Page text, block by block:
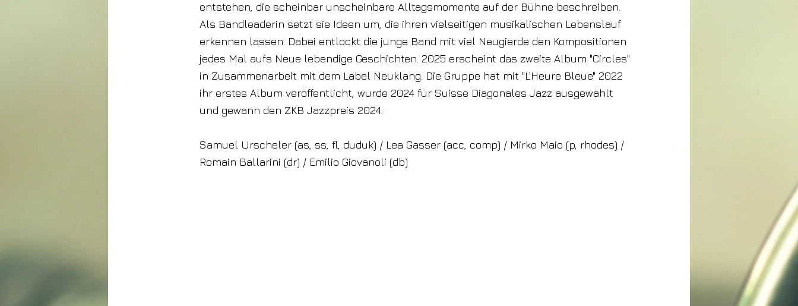
entstehen, die scheinbar unscheinbare Alltagsmomente auf der Bühne beschreiben.
Als Bandleaderin setzt sie Ideen um, die ihren vielseitigen musikalischen Lebenslauf
erkennen lassen. Dabei entlockt die junge Band mit viel Neugierde den Kompositionen
jedes Mal aufs Neue lebendige Geschichten. 2025 erscheint das zweite Album "Circles"
in Zusammenarbeit mit dem Label Neuklang. Die Gruppe hat mit "L'Heure Bleue" 2022
ihr erstes Album veröffentlicht, wurde 2024 für Suisse Diagonales Jazz ausgewählt
und gewann den ZKB Jazzpreis 2024.
Samuel Urscheler (as, ss, fl, duduk) / Lea Gasser (acc, comp) / Mirko Maio (p, rhodes) /
Romain Ballarini (dr) / Emilio Giovanoli (db)